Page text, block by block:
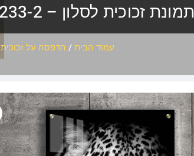
תמונת זכוכית לסלון – any-233-2
עמוד הבית/ הדפסה על זכוכית